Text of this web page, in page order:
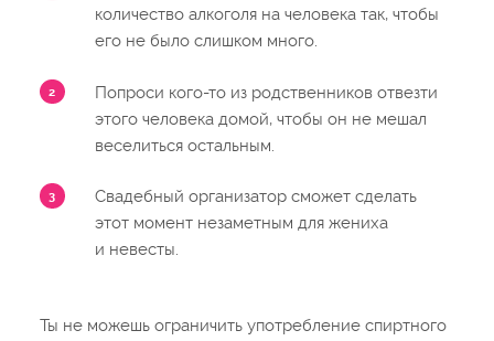
количество алкоголя на человека так, чтобы
его не было слишком много.
Попроси кого-то из родственников отвезти
этого человека домой, чтобы он не мешал
веселиться остальным.
Свадебный организатор сможет сделать
этот момент незаметным для жениха
и невесты.
Ты не можешь ограничить употребление спиртного